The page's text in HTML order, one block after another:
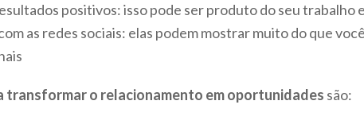
positivos: isso pode ser produto do seu trabalho
as redes sociais: elas podem mostrar muito do que
transformar o relacionamento em oportunidades são: